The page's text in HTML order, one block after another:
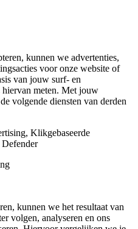
kunnen we advertenties,
voor onze website of
van jouw surf- en
hiervan meten. Met jouw
volgende diensten van derden
Klikgebaseerde
kunnen we het resultaat van
volgen, analyseren en ons